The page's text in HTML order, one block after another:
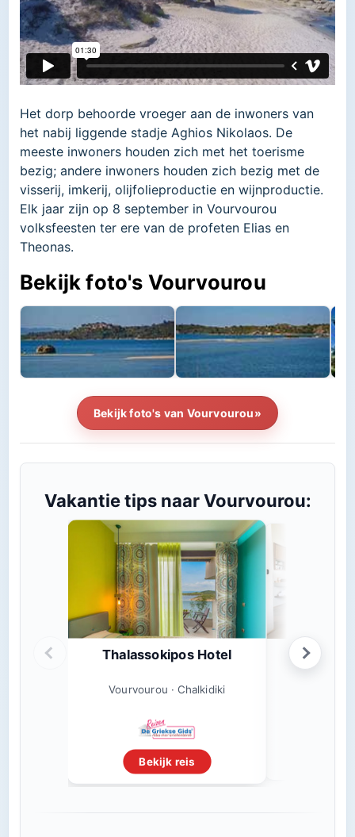
Het dorp behoorde vroeger aan de inwoners van
het nabij liggende stadje Aghios Nikolaos. De
meeste inwoners houden zich met het toerisme
bezig; andere inwoners houden zich bezig met de
visserij, imkerij, olijfolieproductie en wijnproductie.
Elk jaar zijn op 8 september in Vourvourou
volksfeesten ter ere van de profeten Elias en
Theonas.
Bekijk foto's Vourvourou
Bekijk foto's van Vourvourou»
Vakantie tips naar Vourvourou:
Thalassokipos Hotel
Vourvourou · Chalkidiki
Bekijk reis